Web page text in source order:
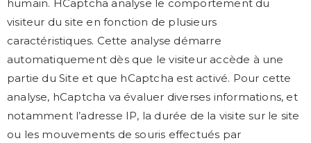
humain. HCaptcha analyse le comportement du
visiteur du site en fonction de plusieurs
caractéristiques. Cette analyse démarre
automatiquement dès que le visiteur accède à une
partie du Site et que hCaptcha est activé. Pour cette
analyse, hCaptcha va évaluer diverses informations, et
notamment l’adresse IP, la durée de la visite sur le site
ou les mouvements de souris effectués par